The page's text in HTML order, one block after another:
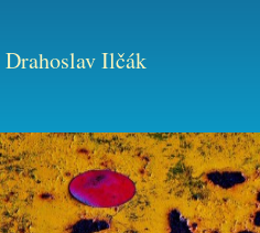
Drahoslav Ilčák